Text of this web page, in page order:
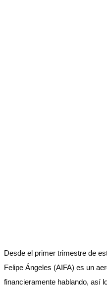
Desde el primer trimestre de
Felipe Ángeles (AIFA) es un
financieramente hablando, así